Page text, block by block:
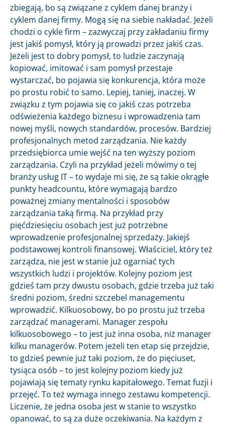
zbiegają, bo są związane z cyklem danej branży i
cyklem danej firmy. Mogą się na siebie nakładać. Jeżeli
chodzi o cykle firm – zazwyczaj przy zakładaniu firmy
jest jakiś pomysł, który ją prowadzi przez jakiś czas.
Jeżeli jest to dobry pomysł, to ludzie zaczynają
kopiować, imitować i sam pomysł przestaje
wystarczać, bo pojawia się konkurencja, która może
po prostu robić to samo. Lepiej, taniej, inaczej. W
związku z tym pojawia się co jakiś czas potrzeba
odświeżenia każdego biznesu i wprowadzenia tam
nowej myśli, nowych standardów, procesów. Bardziej
profesjonalnych metod zarządzania. Nie każdy
przedsiębiorca umie wejść na ten wyższy poziom
zarządzania. Czyli na przykład jeżeli mówimy o tej
branży usług IT – to wydaje mi się, że są takie okrągłe
punkty headcountu, które wymagają bardzo
poważnej zmiany mentalności i sposobów
zarządzania taką firmą. Na przykład przy
pięćdziesięciu osobach jest już potrzebne
wprowadzenie profesjonalnej sprzedaży. Jakiejś
podstawowej kontroli finansowej. Właściciel, który też
zarządza, nie jest w stanie już ogarniać tych
wszystkich ludzi i projektów. Kolejny poziom jest
gdzieś tam przy dwustu osobach, gdzie trzeba już taki
średni poziom, średni szczebel managementu
wprowadzić. Kilkuosobowy, bo po prostu już trzeba
zarządzać managerami. Manager zespołu
kilkuosobowego – to jest już inna osoba, niż manager
kilku managerów. Potem jeżeli ten etap się przejdzie,
to gdzieś pewnie już taki poziom, że do pięciuset,
tysiąca osób – to jest kolejny poziom kiedy już
pojawiają się tematy rynku kapitałowego. Temat fuzji i
przejęć. To też wymaga innego zestawu kompetencji.
Liczenie, że jedna osoba jest w stanie to wszystko
opanować, to są za duże oczekiwania. Na każdym z